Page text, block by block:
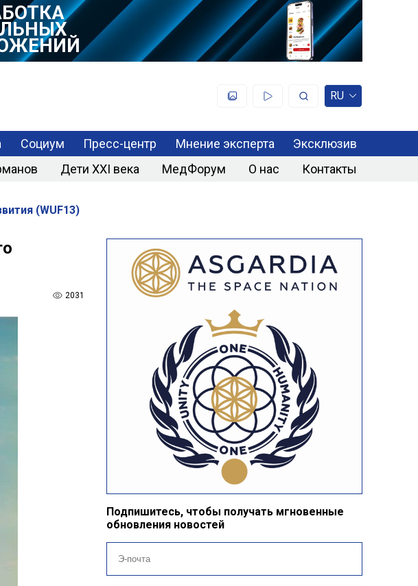
RU
Социум Пресс-центр Мнение эксперта
Эксклюзив
Дети XXI века МедФорум О нас Контакты
(WUF13)
2031
Подпишитесь, чтобы получать мгновенные
обновления новостей